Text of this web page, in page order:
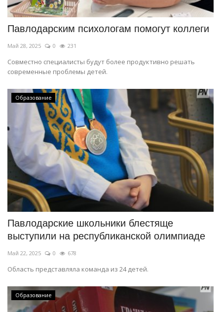
Павлодарским психологам помогут коллеги
Май 28, 2025 0 231
Совместно специалисты будут более продуктивно решать
современные проблемы детей.
Образование
Павлодарские школьники блестяще
выступили на республиканской олимпиаде
Май 22, 2025 0 678
Область представляла команда из 24 детей.
Образование